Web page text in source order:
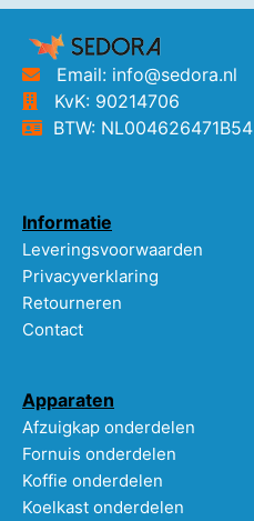
Email: info@sedora.nl
KvK: 90214706
BTW: NL004626471B54
Informatie
Leveringsvoorwaarden
Privacyverklaring
Retourneren
Contact
Apparaten
Afzuigkap onderdelen
Fornuis onderdelen
Koffie onderdelen
Koelkast onderdelen